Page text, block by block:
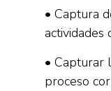
• Captura
actividades
• Capturar
proceso